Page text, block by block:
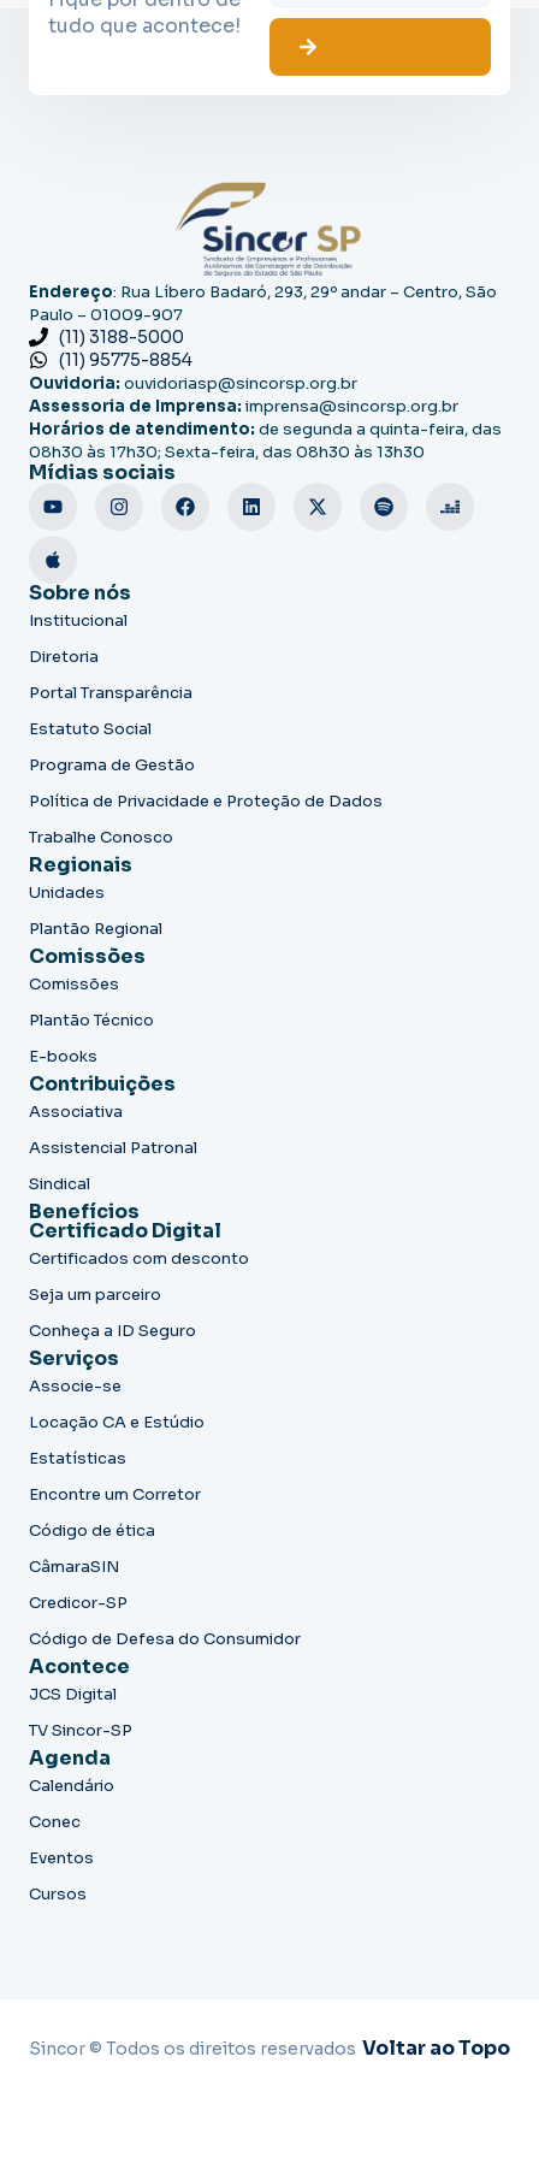
tudo que acontece!
Endereço: Rua Líbero Badaró, 293, 29º andar – Centro, São
Paulo – 01009-907
(11) 3188-5000
(11) 95775-8854
Ouvidoria: ouvidoriasp@sincorsp.org.br
Assessoria de Imprensa: imprensa@sincorsp.org.br
Horários de atendimento: de segunda a quinta-feira, das
08h30 às 17h30; Sexta-feira, das 08h30 às 13h30
Mídias sociais
Sobre nós
Institucional
Diretoria
Portal Transparência
Estatuto Social
Programa de Gestão
Política de Privacidade e Proteção de Dados
Trabalhe Conosco
Regionais
Unidades
Plantão Regional
Comissões
Comissões
Plantão Técnico
E-books
Contribuições
Associativa
Assistencial Patronal
Sindical
Benefícios
Certificado Digital
Certificados com desconto
Seja um parceiro
Conheça a ID Seguro
Serviços
Associe-se
Locação CA e Estúdio
Estatísticas
Encontre um Corretor
Código de ética
CâmaraSIN
Credicor-SP
Código de Defesa do Consumidor
Acontece
JCS Digital
TV Sincor-SP
Agenda
Calendário
Conec
Eventos
Cursos
Sincor © Todos os direitos reservados Voltar ao Topo